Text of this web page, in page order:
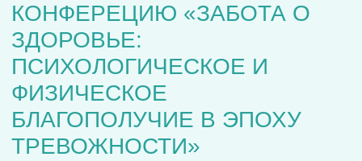
КОНФЕРЕЦИЮ «ЗАБОТА О
ЗДОРОВЬЕ:
ПСИХОЛОГИЧЕСКОЕ И
ФИЗИЧЕСКОЕ
БЛАГОПОЛУЧИЕ В ЭПОХУ
ТРЕВОЖНОСТИ»